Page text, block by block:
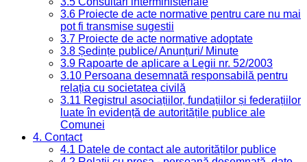
3.6 Proiecte de acte normative pentru care nu mai
pot fi transmise sugestii
3.7 Proiecte de acte normative adoptate
3.8 Ședințe publice/ Anunțuri/ Minute
3.9 Rapoarte de aplicare a Legii nr. 52/2003
3.10 Persoana desemnată responsabilă pentru
relația cu societatea civilă
3.11 Registrul asociațiilor, fundațiilor și federațiilor
luate în evidență de autoritățile publice ale
Comunei
4. Contact
4.1 Datele de contact ale autorităților publice